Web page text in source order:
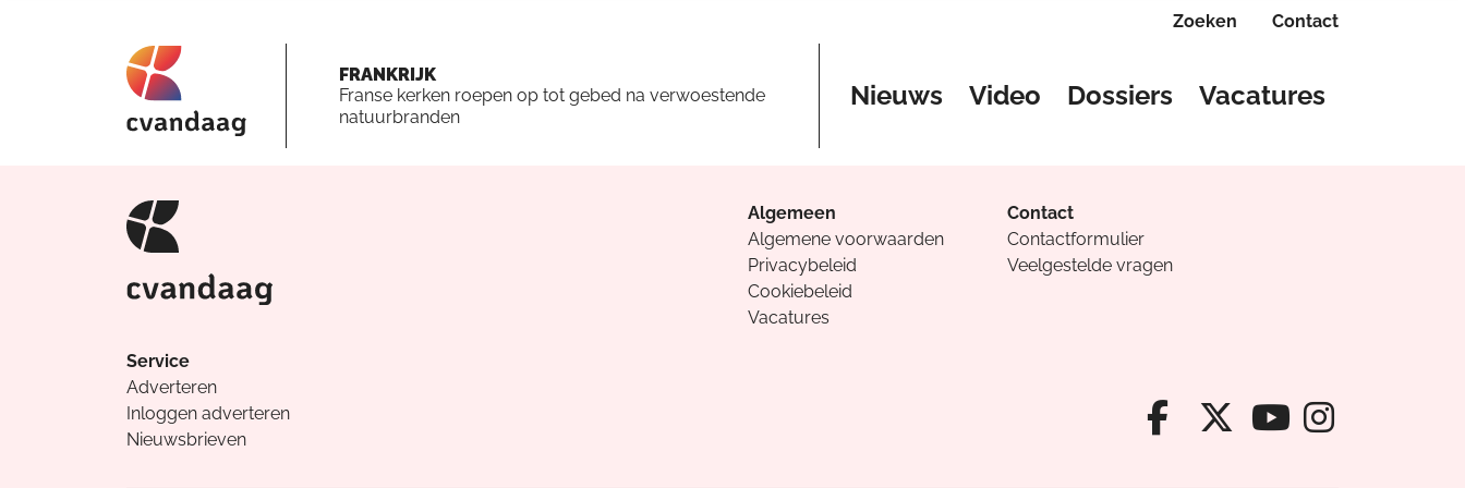
Zoeken Contact
FRANKRIJK
Franse kerken roepen op tot gebed na verwoestende
natuurbranden
Nieuws Video Dossiers Vacatures
Algemeen
Algemene voorwaarden
Privacybeleid
Cookiebeleid
Vacatures
Contact
Contactformulier
Veelgestelde vragen
Service
Adverteren
Inloggen adverteren
Nieuwsbrieven
Facebook van
X van